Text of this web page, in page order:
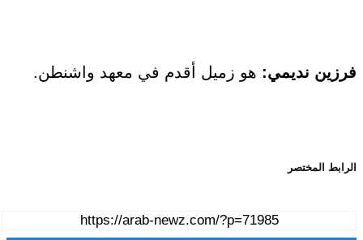
فرزين نديمي: هو زميل أقدم في معهد واشنطن.
الرابط المختصر